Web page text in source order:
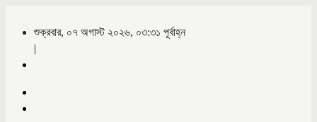
শুক্রবার, ০৭ অগাস্ট ২০২৬, ০৩:৩১ পূর্বাহ্ন
|